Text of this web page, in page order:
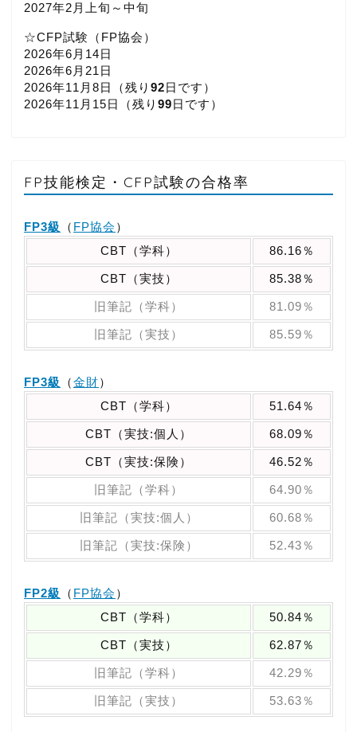
2027年2月上旬～中旬
☆CFP試験（FP協会）
2026年6月14日
2026年6月21日
2026年11月8日（残り 92日です）
2026年11月15日（残り 99日です）
FP技能検定・CFP試験の合格率
FP3級 （ FP協会 ）
CBT（学科）
86.16％
CBT（実技） 85.38％
旧筆記（学科） 81.09％
旧筆記（実技） 85.59％
FP3級 （金財）
CBT（学科）
51.64％
CBT（実技:個人） 68.09％
CBT（実技:保険） 46.52％
旧筆記（学科） 64.90％
旧筆記（実技:個人） 60.68％
旧筆記（実技:保険） 52.43％
FP2級 （ FP協会 ）
CBT（学科）
50.84％
CBT（実技） 62.87％
旧筆記（学科） 42.29％
旧筆記（実技） 53.63％